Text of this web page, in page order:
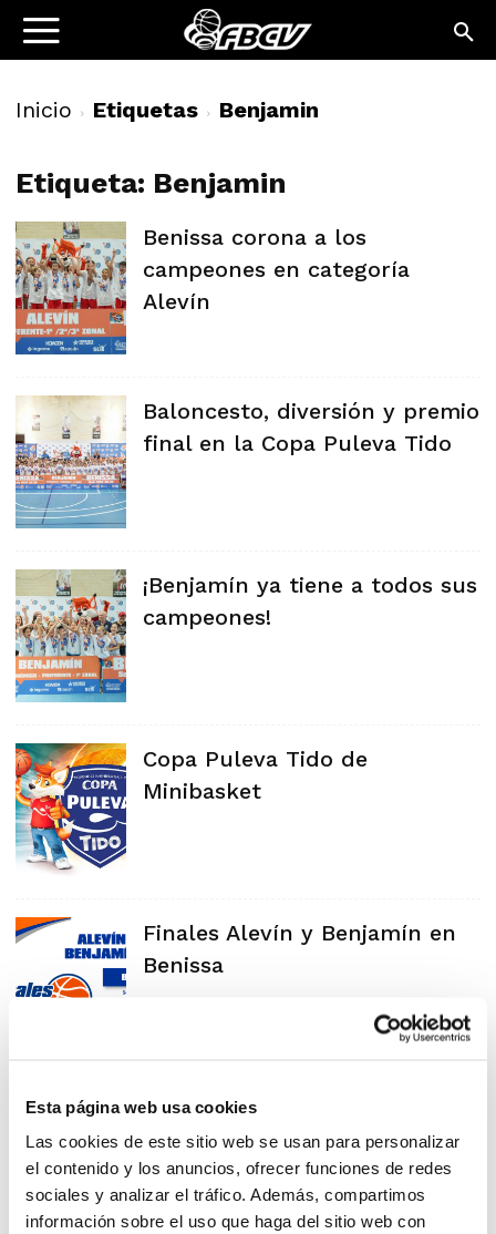
Esta página web usa cookies
Las cookies de este sitio web se usan para personalizar
el contenido y los anuncios, ofrecer funciones de redes
sociales y analizar el tráfico. Además, compartimos
información sobre el uso que haga del sitio web con
Inicio Etiquetas Benjamin
Etiqueta: Benjamin
Benissa corona a los
campeones en categoría
Alevín
Baloncesto, diversión y premio
final en la Copa Puleva Tido
¡Benjamín ya tiene a todos sus
campeones!
Copa Puleva Tido de
Minibasket
Finales Alevín y Benjamín en
Benissa
IR Benjamín: Calendarios Fase
Campeonatos